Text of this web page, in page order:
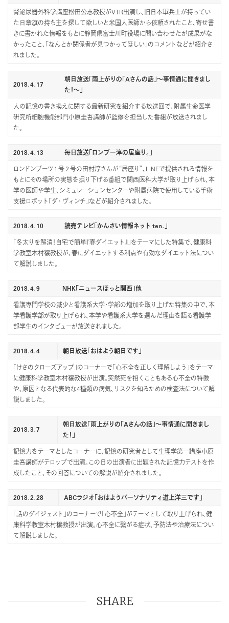
腎泌尿器外科学講座松田公志教授がVTR出演し、旧日本軍兵士が持ってい
た日章旗の持ち主を探して欲しいと米国人医師から依頼されたこと、寄せ書
きに書かれた情報をもとに静岡県富士川町役場に問い合わせたが成果がな
かったこと、「なんとか関係者が見つかってほしい」のコメントなどが紹介さ
れました。
2018.4.17
朝日放送「雨上がりの「Aさんの話」～事情通に聞きまし
た！～」
人の記憶の書き換えに関する最新研究を紹介する放送回で、附属生命医学
研究所細胞機能部門小原圭吾講師が監修を担当した番組が放送されまし
た。
2018.4.13
毎日放送「ロンブー淳の居座り。」
ロンドンブーツ１号２号の田村淳さんが“居座り”、LINEで提供される情報を
もとにその場所の実態を掘り下げる番組で関西医科大学が取り上げられ、本
学の医師や学生、シミュレーションセンターや附属病院で使用している手術
支援ロボット「ダ・ ヴィンチ」などが紹介されました。
2018.4.10
読売テレビ「かんさい情報ネット ten.」
「冬太りを解消！自宅で簡単『春ダイエット』」をテーマにした特集で、健康科
学教室木村穣教授が、春にダイエットする利点や有効なダイエット法につい
て解説しました。
2018.4.9
NHK「ニュースほっと関西」他
看護専門学校の減少と看護系大学・学部の増加を取り上げた特集の中で、本
学看護学部が取り上げられ、本学や看護系大学を選んだ理由を語る看護学
部学生のインタビューが放送されました。
2018.4.4
朝日放送「おはよう朝日です」
「けさのクローズアップ」のコーナーで「心不全を正しく理解しよう」をテーマ
に健康科学教室木村穣教授が出演。突然死を招くこともある心不全の特徴
や、原因となる代表的な4種類の病気、リスクを知るための検査法について解
説しました。
2018.3.7
朝日放送「雨上がりの「Aさんの話」～事情通に聞きまし
た！」
記憶力をテーマとしたコーナーに、記憶の研究者として生理学第一講座小原
圭吾講師がテロップで出演。この日の出演者に出題された記憶力テストを作
成したこと、その回答についての解説が紹介されました。
2018.2.28
ABCラジオ「おはようパーソナリティ道上洋三です」
「話のダイジェスト」のコーナーで「心不全」がテーマとして取り上げられ、健
康科学教室木村穣教授が出演。心不全に繋がる症状、予防法や治療法につい
て解説しました。
SHARE